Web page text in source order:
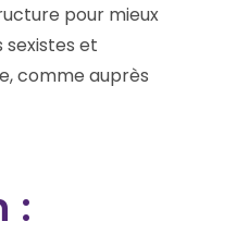
pour mieux
et
comme auprès
: